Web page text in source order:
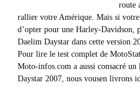
route
rallier votre Amérique. Mais si
d’opter pour une Harley-Davidson,
Daelim Daystar dans cette version
Pour lire le test complet de
Moto-infos.com a aussi consacré
Daystar 2007, nous vousen livrons